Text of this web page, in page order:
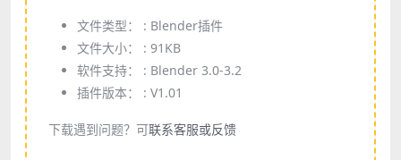
文件类型： : Blender插件
文件大小： : 91KB
软件支持： : Blender 3.0-3.2
插件版本： : V1.01
下载遇到问题？可联系客服或反馈